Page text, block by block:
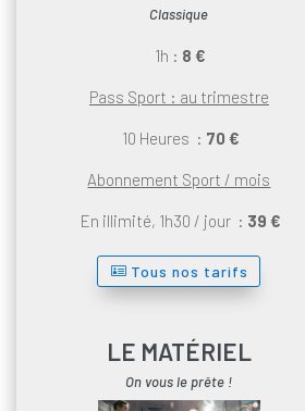
Classique
1h : 8 €
Pass Sport : au trimestre
10 Heures : 70 €
Abonnement Sport / mois
En illimité, 1h30 / jour : 39 €
Tous nos tarifs
LE MATÉRIEL
On vous le prête !